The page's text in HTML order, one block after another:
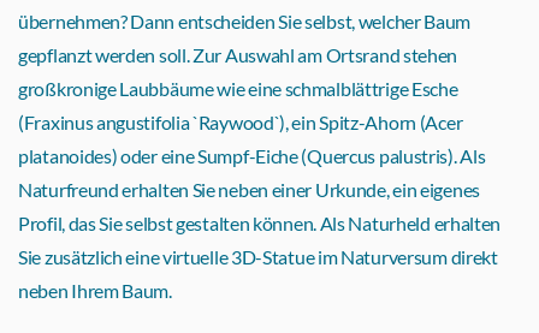
übernehmen? Dann entscheiden Sie selbst, welcher Baum
gepflanzt werden soll. Zur Auswahl am Ortsrand stehen
großkronige Laubbäume wie eine schmalblättrige Esche
(Fraxinus angustifolia `Raywood`), ein Spitz-Ahorn (Acer
platanoides) oder eine Sumpf-Eiche (Quercus palustris). Als
Naturfreund erhalten Sie neben einer Urkunde, ein eigenes
Profil, das Sie selbst gestalten können. Als Naturheld erhalten
Sie zusätzlich eine virtuelle 3D-Statue im Naturversum direkt
neben Ihrem Baum.